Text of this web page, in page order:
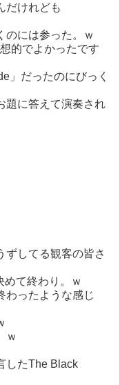
だけれども
のには参った。ｗ
的でよかったです
」だったのにびっく
題に答えて演奏され
ずしてる観客の皆さ
めて終わり。ｗ
わったような感じ
ｗ
したThe Black